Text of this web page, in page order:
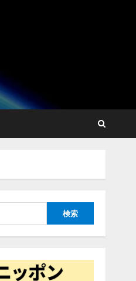
年企業のAI導入・活
する調査】AIを組織
導入できている企業
％。AI導入企業の
と回答
」「営業領域の業界
リード
08/06/14:54:32